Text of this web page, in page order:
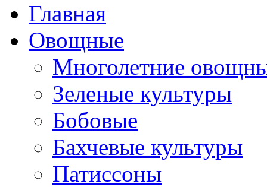
Главная
Овощные
Многолетние
Зеленые культуры
Бобовые
Бахчевые культуры
Патиссоны